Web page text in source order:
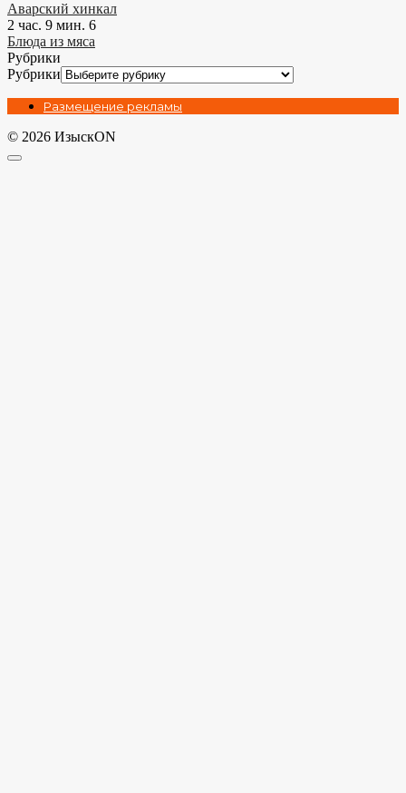
Аварский хинкал
2 час. 9 мин. 6
Блюда из мяса
Рубрики
Рубрики
Размещение рекламы
© 2026 ИзыскON